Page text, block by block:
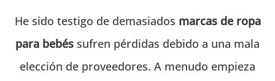
He sido testigo de demasiados marcas de ropa
para bebés sufren pérdidas debido a una mala
elección de proveedores. A menudo empieza